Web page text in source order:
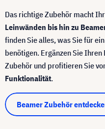
Das richtige Zubehör macht
Leinwänden bis hin zu
finden Sie alles, was Sie für
benötigen. Ergänzen Sie
Zubehör und profitieren Sie
Funktionalität.
Beamer Zubehör